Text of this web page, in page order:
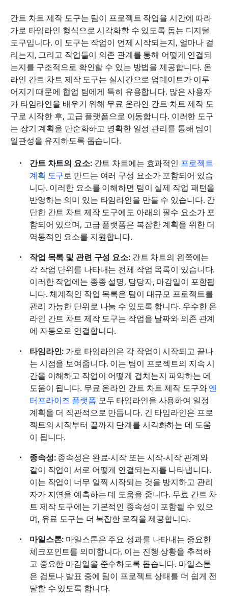
간트 차트 제작 도구는 팀이 프로젝트 작업을 시간에 따라
가로 타임라인 형식으로 시각화할 수 있도록 돕는 디지털
도구입니다. 이 도구는 작업이 언제 시작되는지, 얼마나 걸
리는지, 그리고 작업들이 의존 관계를 통해 어떻게 연결되
는지를 구조적으로 확인할 수 있는 방법을 제공합니다. 온
라인 간트 차트 제작 도구는 실시간으로 업데이트가 이루
어지기 때문에 협업 팀에게 특히 유용합니다. 많은 사용자
가 타임라인을 배우기 위해 무료 온라인 간트 차트 제작 도
구로 시작한 후, 고급 플랫폼으로 이동합니다. 이러한 도구
는 장기 계획을 단순화하고 명확한 일정 관리를 통해 팀이
일관성을 유지하도록 돕습니다.
간트 차트의 요소: 간트 차트에는 효과적인 프로젝트
계획 도구로 만드는 여러 구성 요소가 포함되어 있습
니다. 이러한 요소를 이해하면 팀이 실제 작업 패턴을
반영하는 의미 있는 타임라인을 만들 수 있습니다. 간
단한 간트 차트 제작 도구에도 아래의 필수 요소가 포
함되어 있으며, 고급 플랫폼은 복잡한 계획을 위한 더
역동적인 요소를 지원합니다.
작업 목록 및 관련 구성 요소: 간트 차트의 왼쪽에는
각 작업 단위를 나타내는 전체 작업 목록이 있습니다.
이러한 작업에는 종종 설명, 담당자, 마감일이 포함됩
니다. 체계적인 작업 목록은 팀이 대규모 프로젝트를
관리 가능한 단위로 나눌 수 있도록 합니다. 우수한 온
라인 간트 차트 제작 도구는 작업을 날짜와 의존 관계
에 자동으로 연결합니다.
타임라인: 가로 타임라인은 각 작업이 시작되고 끝나
는 시점을 보여줍니다. 이는 팀이 프로젝트의 지속 시
간을 이해하고 작업이 어떻게 겹치는지 파악하는 데
도움이 됩니다. 무료 온라인 간트 차트 제작 도구와 엔
터프라이즈 플랫폼 모두 타임라인을 사용하여 일정
계획을 더 직관적으로 만듭니다. 긴 타임라인은 프로
젝트의 시작부터 끝까지 단계를 시각화하는 데 도움
이 됩니다.
종속성: 종속성은 완료-시작 또는 시작-시작 관계와
같이 작업이 서로 어떻게 연결되는지를 나타냅니다.
이는 작업이 너무 일찍 시작되는 것을 방지하고 관리
자가 지연을 예측하는 데 도움을 줍니다. 무료 간트 차
트 제작 도구에는 기본적인 종속성이 포함될 수 있으
며, 유료 도구는 더 복잡한 로직을 제공합니다.
마일스톤: 마일스톤은 주요 성과를 나타내는 중요한
체크포인트를 의미합니다. 이는 진행 상황을 추적하
고 중요한 마감일을 준수하도록 돕습니다. 마일스톤
은 검토나 발표 중에 팀이 프로젝트 상태를 더 쉽게 전
달할 수 있도록 합니다.